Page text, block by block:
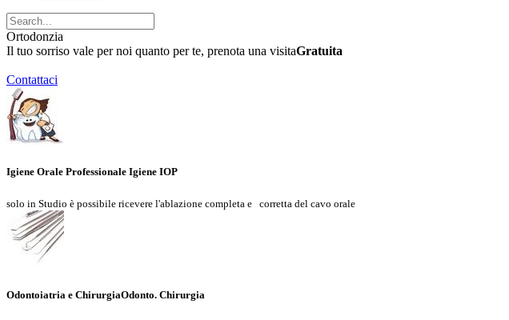
Ortodonzia
Il tuo sorriso vale per noi quanto per te, prenota una visitaGratuita
Contattaci
Igiene Orale Professionale Igiene IOP
solo in Studio è possibile ricevere l'ablazione completa e corretta del cavo orale
Odontoiatria e ChirurgiaOdonto. Chirurgia